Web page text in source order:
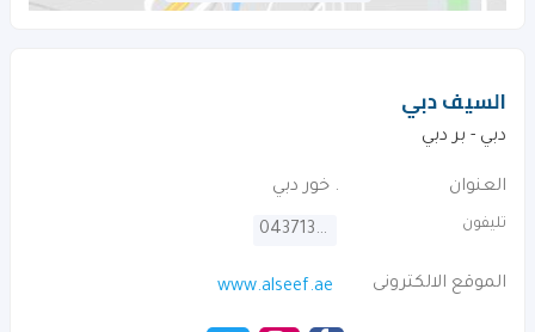
السيف دبي
دبي - بر دبي
العنوان . خور دبي
تليفون 043713999
الموقع الالكترونى www.alseef.ae